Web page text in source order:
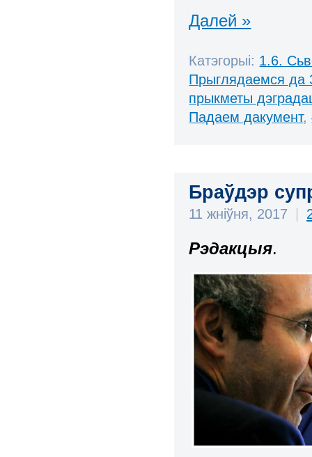
Далей »
Катэгорыі: 1.6.
Прыглядаемся да
прыкметы
Падаем дакумент,
Браўдэр
11 жніўня, 2017 |
Рэдакцыя.